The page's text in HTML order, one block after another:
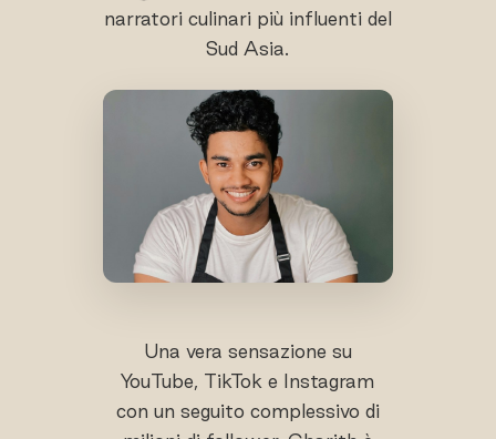
narratori culinari più influenti del
Sud Asia.
Una vera sensazione su
YouTube, TikTok e Instagram
con un seguito complessivo di